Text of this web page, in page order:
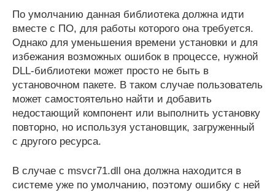
По умолчанию данная библиотека должна идти
вместе с ПО, для работы которого она требуется.
Однако для уменьшения времени установки и для
избежания возможных ошибок в процессе, нужной
DLL-библиотеки может просто не быть в
установочном пакете. В таком случае пользователь
может самостоятельно найти и добавить
недостающий компонент или выполнить установку
повторно, но используя установщик, загруженный
с другого ресурса.
В случае с msvcr71.dll она должна находится в
системе уже по умолчанию, поэтому ошибку с ней